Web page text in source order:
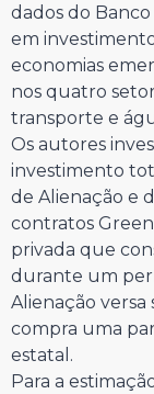
dados do
em
economias
nos quatro
transporte e
Os autores
investimento
de Alienação e
contratos
privada que
durante um
Alienação
compra uma
estatal.
Para a